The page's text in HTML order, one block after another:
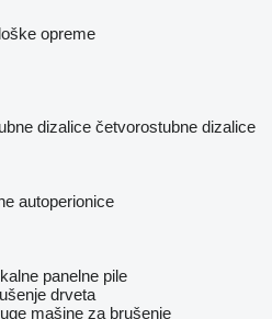
opreme
dizalice četvorostubne dizalice
autoperionice
panelne pile
drveta
mašine za brušenje